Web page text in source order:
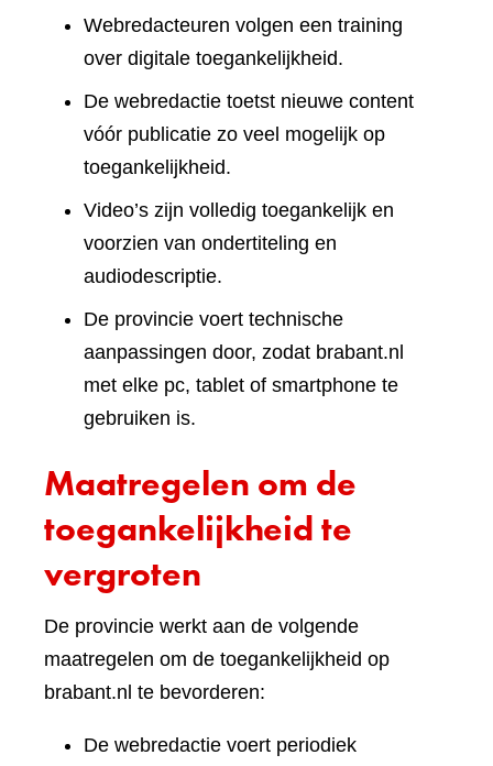
Webredacteuren volgen een training
over digitale toegankelijkheid.
De webredactie toetst nieuwe content
vóór publicatie zo veel mogelijk op
toegankelijkheid.
Video’s zijn volledig toegankelijk en
voorzien van ondertiteling en
audiodescriptie.
De provincie voert technische
aanpassingen door, zodat brabant.nl
met elke pc, tablet of smartphone te
gebruiken is.
Maatregelen om de
toegankelijkheid te
vergroten
De provincie werkt aan de volgende
maatregelen om de toegankelijkheid op
brabant.nl te bevorderen:
De webredactie voert periodiek